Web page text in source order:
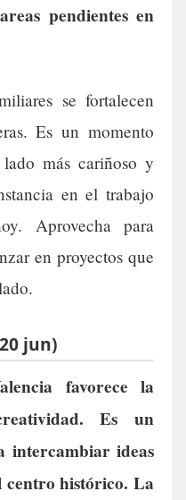
pendientes en
se fortalecen
Es un momento
más cariñoso y
en el trabajo
Aprovecha para
en proyectos que
jun)
favorece la
Es un
intercambiar ideas
centro histórico. La